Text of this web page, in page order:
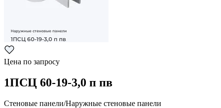
Цена по запросу
1ПСЦ 60-19-3,0 п пв
Стеновые панели/Наружные стеновые панели